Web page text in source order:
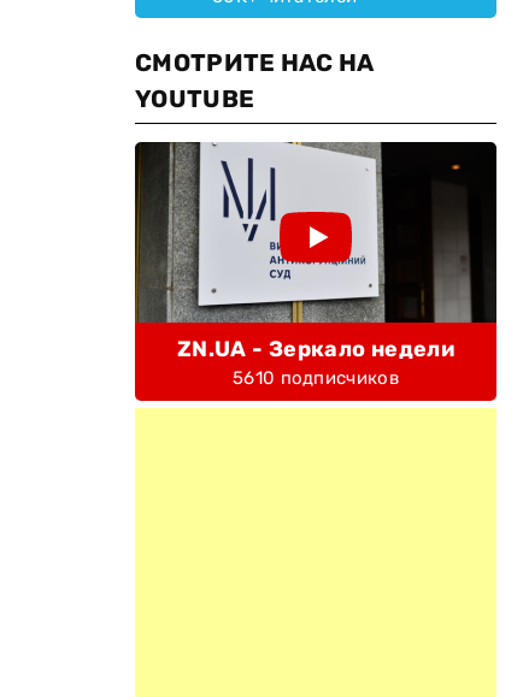
СМОТРИТЕ НАС НА
YOUTUBE
ZN.UA - Зеркало недели
5610 подписчиков